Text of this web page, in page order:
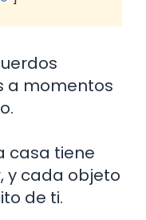
a momentos
casa tiene
y cada objeto
de ti.